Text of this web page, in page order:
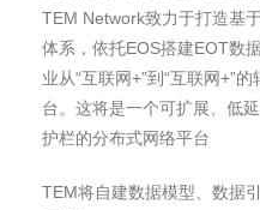
TEM Network致力于打造基
体系，依托EOS搭建EOT数
业从“互联网+”到“互联网+”
台。这将是一个可扩展、低
护栏的分布式网络平台
TEM将自建数据模型、数据